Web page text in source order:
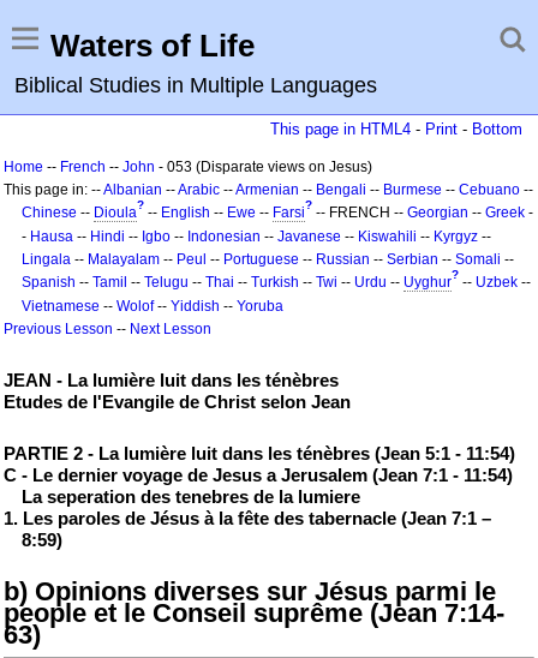
Waters of Life
Biblical Studies in Multiple Languages
This page in HTML4 - Print - Bottom
Home -- French -- John - 053 (Disparate views on Jesus)
This page in: --Albanian --Arabic --Armenian -- Bengali -- Burmese -- Cebuano --
Chinese -- Dioula? -- English -- Ewe -- Farsi? -- FRENCH -- Georgian -- Greek -
- Hausa -- Hindi -- Igbo -- Indonesian -- Javanese -- Kiswahili -- Kyrgyz --
Lingala -- Malayalam -- Peul -- Portuguese -- Russian -- Serbian -- Somali --
Spanish -- Tamil -- Telugu -- Thai -- Turkish -- Twi -- Urdu -- Uyghur? -- Uzbek --
Vietnamese -- Wolof-- Yiddish -- Yoruba
Previous Lesson -- Next Lesson
JEAN - La lumière luit dans les ténèbres
Etudes de l'Evangile de Christ selon Jean
PARTIE 2 - La lumière luit dans les ténèbres (Jean 5:1 - 11:54)
C - Le dernier voyage de Jesus a Jerusalem (Jean 7:1 - 11:54)
La seperation des tenebres de la lumiere
1. Les paroles de Jésus à la fête des tabernacle (Jean 7:1 –
8:59)
b) Opinions diverses sur Jésus parmi le
people et le Conseil suprême (Jean 7:14-
63)